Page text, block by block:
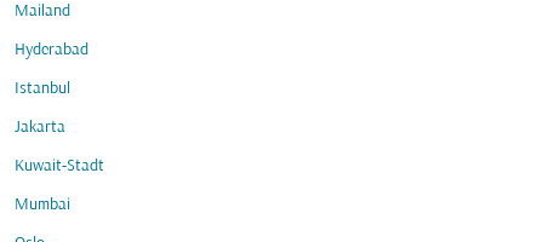
Mailand
Hyderabad
Istanbul
Jakarta
Kuwait-Stadt
Mumbai